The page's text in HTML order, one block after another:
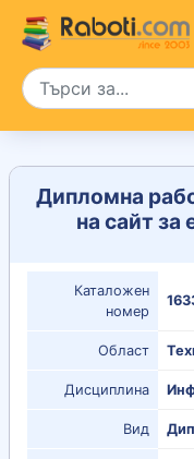
Дипломна
на сайт за
Каталожен
номер
Област
Дисциплина
Вид